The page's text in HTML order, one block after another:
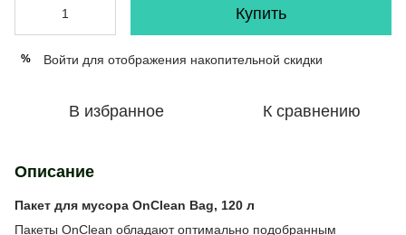
Купить
% Войти для отображения накопительной скидки
В избранное К сравнению
Описание
Пакет для мусора OnClean Bag, 120 л
Пакеты OnClean обладают оптимально подобранным